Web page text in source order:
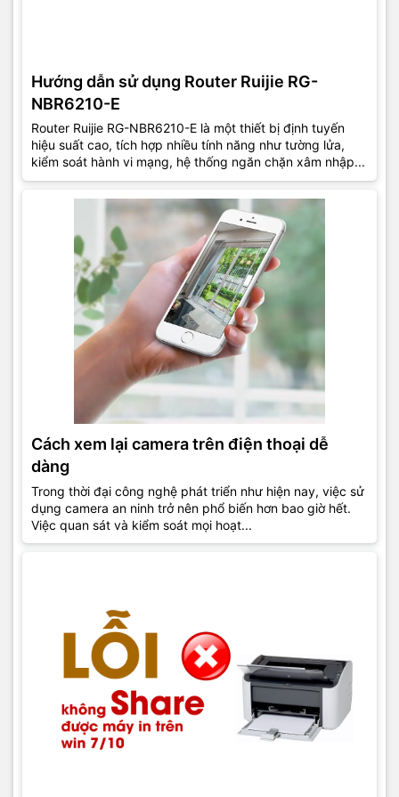
Hướng dẫn sử dụng Router Ruijie RG-
NBR6210-E
Router Ruijie RG-NBR6210-E là một thiết bị định tuyến
hiệu suất cao, tích hợp nhiều tính năng như tường lửa,
kiểm soát hành vi mạng, hệ thống ngăn chặn xâm nhập...
Cách xem lại camera trên điện thoại dễ
dàng
Trong thời đại công nghệ phát triển như hiện nay, việc sử
dụng camera an ninh trở nên phổ biến hơn bao giờ hết.
Việc quan sát và kiểm soát mọi hoạt...